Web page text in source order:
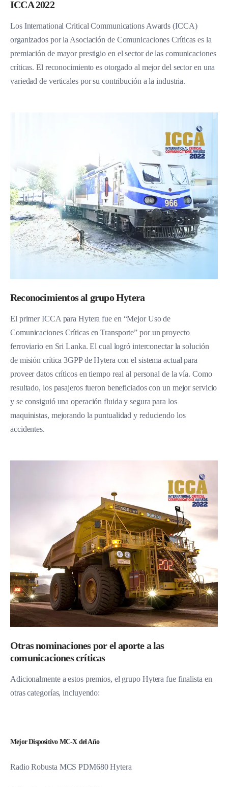
ICCA 2022
Los International Critical Communications Awards (ICCA)
organizados por la Asociación de Comunicaciones Críticas es la
premiación de mayor prestigio en el sector de las comunicaciones
críticas. El reconocimiento es otorgado al mejor del sector en una
variedad de verticales por su contribución a la industria.
Reconocimientos al grupo Hytera
El primer ICCA para Hytera fue en “Mejor Uso de
Comunicaciones Críticas en Transporte” por un proyecto
ferroviario en Sri Lanka. El cual logró interconectar la solución
de misión crítica 3GPP de Hytera con el sistema actual para
proveer datos críticos en tiempo real al personal de la vía. Como
resultado, los pasajeros fueron beneficiados con un mejor servicio
y se consiguió una operación fluida y segura para los
maquinistas, mejorando la puntualidad y reduciendo los
accidentes.
Otras nominaciones por el aporte a las
comunicaciones críticas
Adicionalmente a estos premios, el grupo Hytera fue finalista en
otras categorías, incluyendo:
Mejor Dispositivo MC-X del Año
Radio Robusta MCS PDM680 Hytera